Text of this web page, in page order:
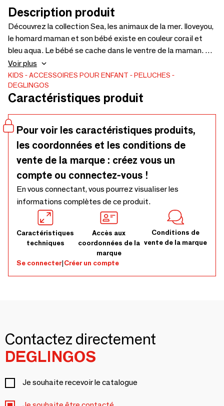
Description produit
Découvrez la collection Sea, les animaux de la mer. Iloveyou,
le homard maman et son bébé existe en couleur corail et
bleu aqua. Le bébé se cache dans le ventre de la maman. La
maman homard mesure 48cm. La peluche est douce et
idéale en cadeau de naissance.
Voir plus
KIDS ACCESSOIRES POUR ENFANT
PELUCHES
DEGLINGOS
Caractéristiques produit
Pour voir les caractéristiques produits,
les coordonnées et les conditions de
vente de la marque : créez vous un
compte ou connectez-vous !
En vous connectant, vous pourrez visualiser les
informations complètes de ce produit.
Caractéristiques
techniques
Accès aux
coordonnées de la
marque
Conditions de
vente de la marque
Se connecter|Créer un compte
Contactez directement
DEGLINGOS
Je souhaite recevoir le catalogue